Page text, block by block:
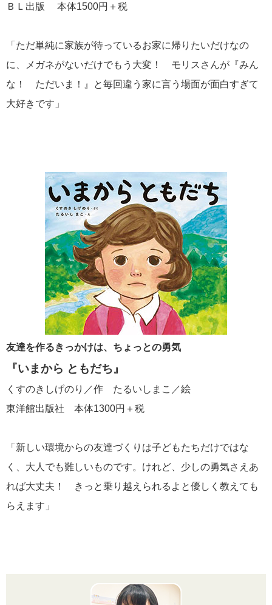
ＢＬ出版 本体1500円＋税
「ただ単純に家族が待っているお家に帰りたいだけなの
に、メガネがないだけでもう大変！ モリスさんが『みん
な！ ただいま！』と毎回違う家に言う場面が面白すぎて
大好きです」
友達を作るきっかけは、ちょっとの勇気
『いまから ともだち』
くすのきしげのり／作 たるいしまこ／絵
東洋館出版社 本体1300円＋税
「新しい環境からの友達づくりは子どもたちだけではな
く、大人でも難しいものです。けれど、少しの勇気さえあ
れば大丈夫！ きっと乗り越えられるよと優しく教えても
らえます」